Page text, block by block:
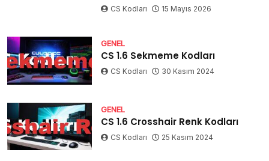
CS Kodları 15 Mayıs 2026
GENEL
CS 1.6 Sekmeme Kodları
CS Kodları 30 Kasım 2024
GENEL
CS 1.6 Crosshair Renk Kodları
CS Kodları 25 Kasım 2024